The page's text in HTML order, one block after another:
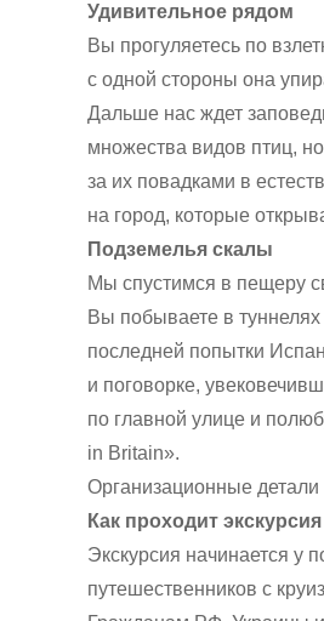
Удивительное рядом
Вы прогуляетесь по
с одной стороны она
Дальше нас ждет
множества видов птиц,
за их повадками в
на город, которые
Подземелья скалы
Мы спустимся в пещеру
Вы побываете в
последней попытки
и поговорке,
по главной улице и
in Britain».
Организационные детали
Как проходит экскурсия
Экскурсия начинается у
путешественников с